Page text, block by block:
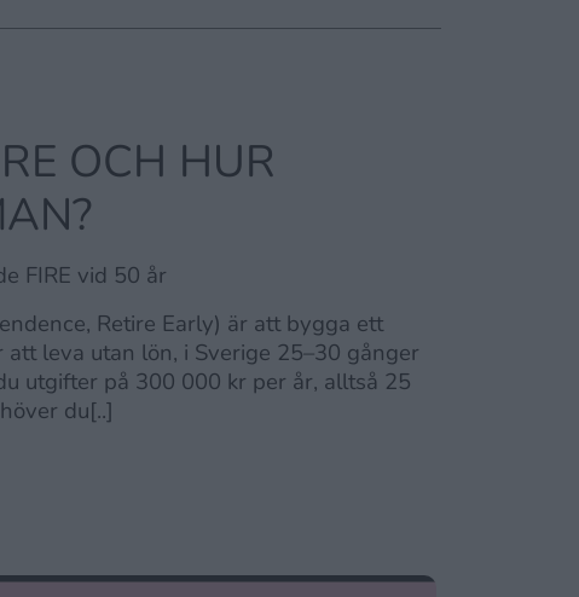
OCH HUR
FIRE vid 50 år
Retire Early) är att bygga ett
leva utan lön, i Sverige 25–30 gånger
utgifter på 300 000 kr per år, alltså 25
du[..]